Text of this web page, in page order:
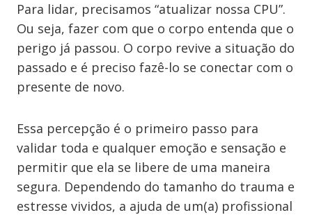
Para lidar, precisamos “atualizar nossa CPU”.
Ou seja, fazer com que o corpo entenda que o
perigo já passou. O corpo revive a situação do
passado e é preciso fazê-lo se conectar com o
presente de novo.
Essa percepção é o primeiro passo para
validar toda e qualquer emoção e sensação e
permitir que ela se libere de uma maneira
segura. Dependendo do tamanho do trauma e
estresse vividos, a ajuda de um(a) profissional